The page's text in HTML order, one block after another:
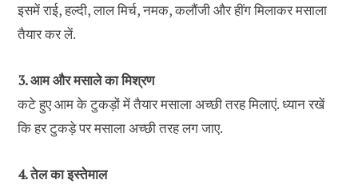
इसमें राई, हल्दी, लाल मिर्च, नमक, कलौंजी और हींग मिलाकर मसाला
तैयार कर लें.
3. आम और मसाले का मिश्रण
कटे हुए आम के टुकड़ों में तैयार मसाला अच्छी तरह मिलाएं. ध्यान रखें
कि हर टुकड़े पर मसाला अच्छी तरह लग जाए.
4. तेल का इस्तेमाल